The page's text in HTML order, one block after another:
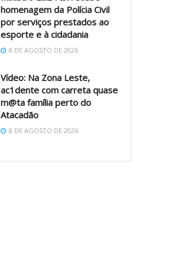
homenagem da Polícia Civil
por serviços prestados ao
esporte e à cidadania
8 DE AGOSTO DE 2026
Vídeo: Na Zona Leste,
ac1dente com carreta quase
m@ta família perto do
Atacadão
8 DE AGOSTO DE 2026